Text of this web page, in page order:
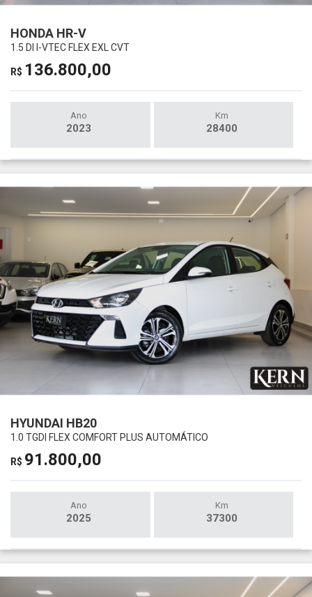
HONDA HR-V
1.5 DI I-VTEC FLEX EXL CVT
R$ 136.800,00
Ano
2023
Km
28400
HYUNDAI HB20
1.0 TGDI FLEX COMFORT PLUS AUTOMÁTICO
R$ 91.800,00
Ano
2025
Km
37300